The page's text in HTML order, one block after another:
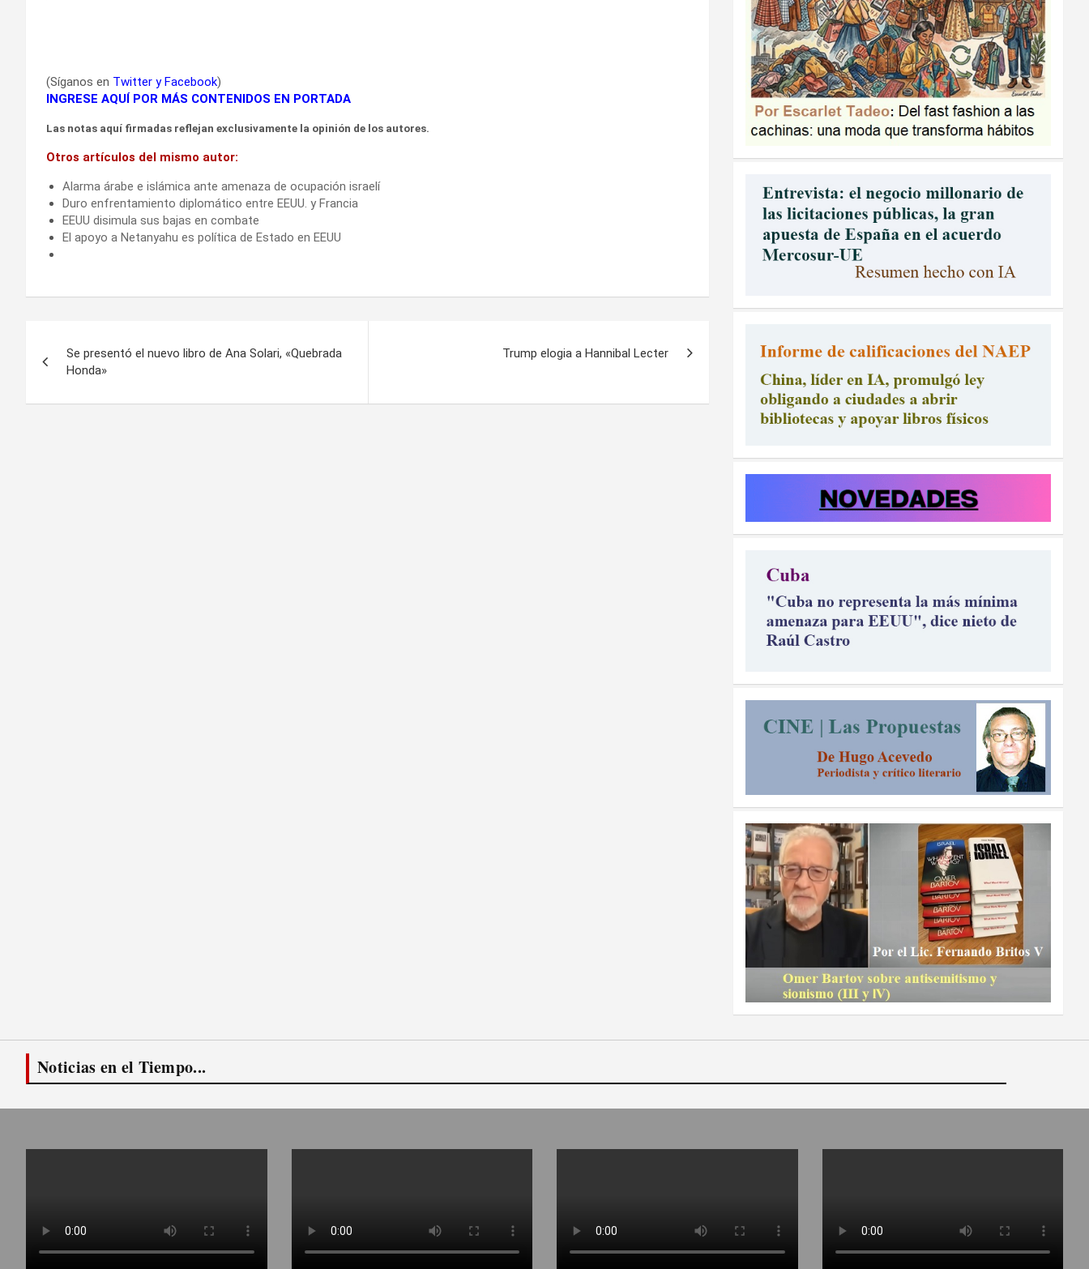
(Síganos en Twitter yFacebook)
INGRESE AQUÍ POR MÁS CONTENIDOS EN PORTADA
Las notas aquí firmadas reflejan exclusivamente la opinión de los autores.
Otros artículos del mismo autor:
Alarma árabe e islámica ante amenaza de ocupación israelí
Duro enfrentamiento diplomático entre EEUU. y Francia
EEUU disimula sus bajas en combate
El apoyo a Netanyahu es política de Estado en EEUU
de
entradas
Se presentó el nuevo libro de Ana Solari, «Quebrada
Honda»
Trump elogia a Hannibal Lecter
Noticias en el Tiempo...